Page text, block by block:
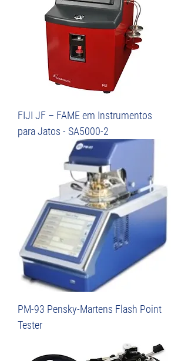
FIJI JF – FAME em Instrumentos
para Jatos - SA5000-2
PM-93 Pensky-Martens Flash Point
Tester